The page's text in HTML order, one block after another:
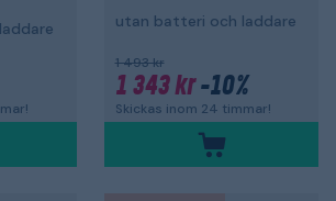
utan batteri och laddare
1 493 kr
1 343 kr-10%
Skickas inom 24 timmar!